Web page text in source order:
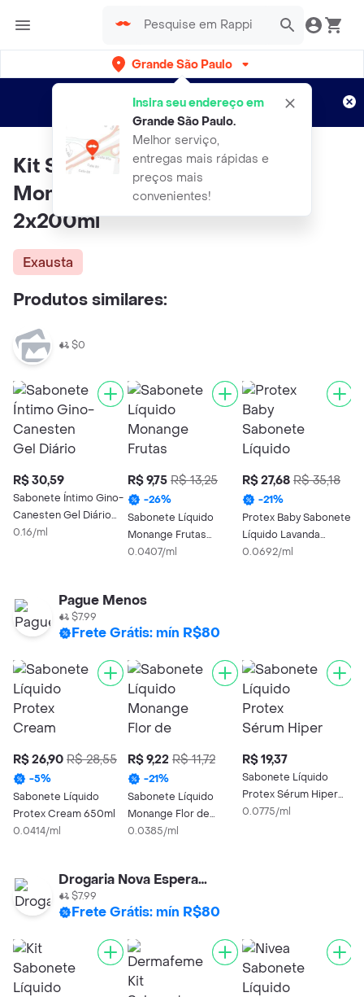
Grande São Paulo
Insira seu endereço em
Grande São Paulo.
Melhor serviço,
entregas mais rápidas e
preços mais
convenientes!
Entregas grátis por 15 dias!
Aplicam T&C
Kit Sabonete Líquido Íntimo
Monange (Lucretin) Frescor
2x200ml
Exausta
Produtos similares:
$0
R$ 30,59
Sabonete Íntimo Gino-
Canesten Gel Diário
Triplo Cuidado 200ml
0.16/ml
R$ 9,75 R$ 13,25
-26%
Sabonete Líquido
Monange Frutas
Vermelhas 240ml
0.0407/ml
R$ 27,68 R$ 35,18
-21%
Protex Baby Sabonete
Líquido Lavanda
400ml
0.0692/ml
Pague Menos
$7.99
Frete Grátis: mín R$80
R$ 26,90 R$ 28,55
-5%
Sabonete Líquido
Protex Cream 650ml
0.0414/ml
R$ 9,22 R$ 11,72
-21%
Sabonete Líquido
Monange Flor de
Lavanda 240ml
0.0385/ml
R$ 19,37
Sabonete Líquido
Protex Sérum Hiper
Hidratação 250ml
0.0775/ml
Drogaria Nova Esperança
$7.99
Frete Grátis: mín R$80